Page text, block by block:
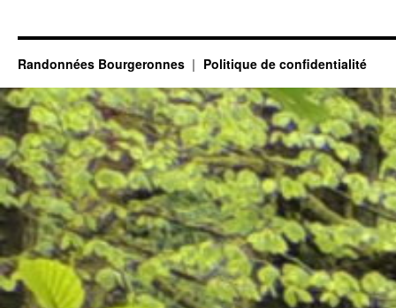
Randonnées Bourgeronnes Politique de confidentialité